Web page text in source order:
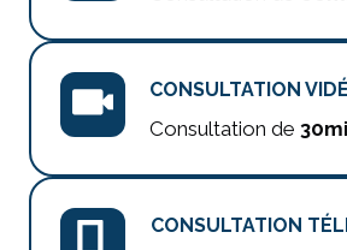
CONSULTATION
Consultation de
CONSULTATION